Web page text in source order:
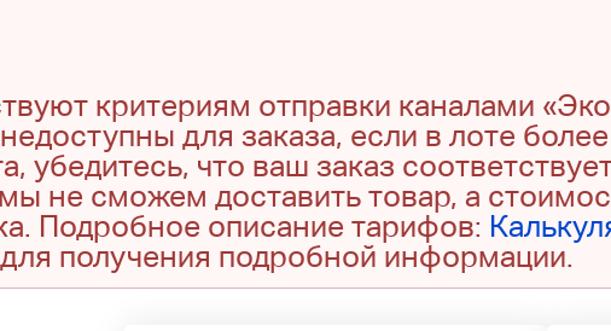
критериям отправки каналами
для заказа, если в лоте
убедитесь, что ваш заказ
не сможем доставить товар, а
Подробное описание тарифов:
получения подробной информации.